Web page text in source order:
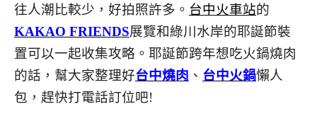
往人潮比較少，好拍照許多。 台中火車站的
KAKAO FRIENDS展覽和綠川水岸的耶誕節裝
置可以一起收集攻略。耶誕節跨年想吃火鍋燒肉
的話，幫大家整理好台中燒肉 、 台中火鍋懶人
包，趕快打電話訂位吧!